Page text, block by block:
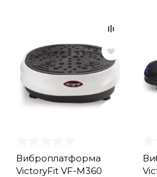
Виброплатформа
VictoryFit VF-M360